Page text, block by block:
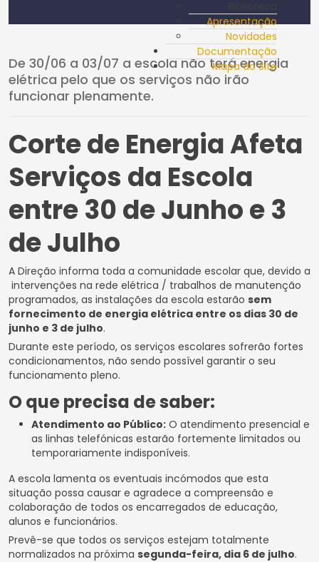
Apresentação
Novidades
Documentação
Mapa do Site
De 30/06 a 03/07 a escola não terá energia
elétrica pelo que os serviços não irão
funcionar plenamente.
Corte de Energia Afeta
Serviços da Escola
entre 30 de Junho e 3
de Julho
A Direção informa toda a comunidade escolar que, devido a
intervenções na rede elétrica / trabalhos de manutenção
programados, as instalações da escola estarão sem
fornecimento de energia elétrica entre os dias 30 de
junho e 3 de julho.
Durante este período, os serviços escolares sofrerão fortes
condicionamentos, não sendo possível garantir o seu
funcionamento pleno.
O que precisa de saber:
Atendimento ao Público: O atendimento presencial e
as linhas telefónicas estarão fortemente limitados ou
temporariamente indisponíveis.
A escola lamenta os eventuais incómodos que esta
situação possa causar e agradece a compreensão e
colaboração de todos os encarregados de educação,
alunos e funcionários.
Prevê-se que todos os serviços estejam totalmente
normalizados na próxima segunda-feira, dia 6 de julho.